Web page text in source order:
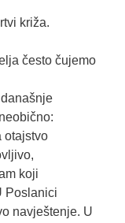
križa.
često čujemo
otajstvo
koji
Poslanici
navještenje. U